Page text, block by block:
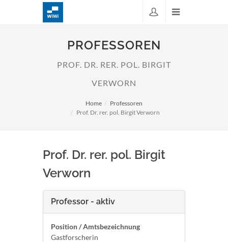
PROFESSOREN
PROF. DR. RER. POL. BIRGIT
VERWORN
Home
Professoren
Prof. Dr. rer. pol. Birgit Verworn
Prof. Dr. rer. pol. Birgit
Verworn
Professor - aktiv
Position / Amtsbezeichnung
Gastforscherin